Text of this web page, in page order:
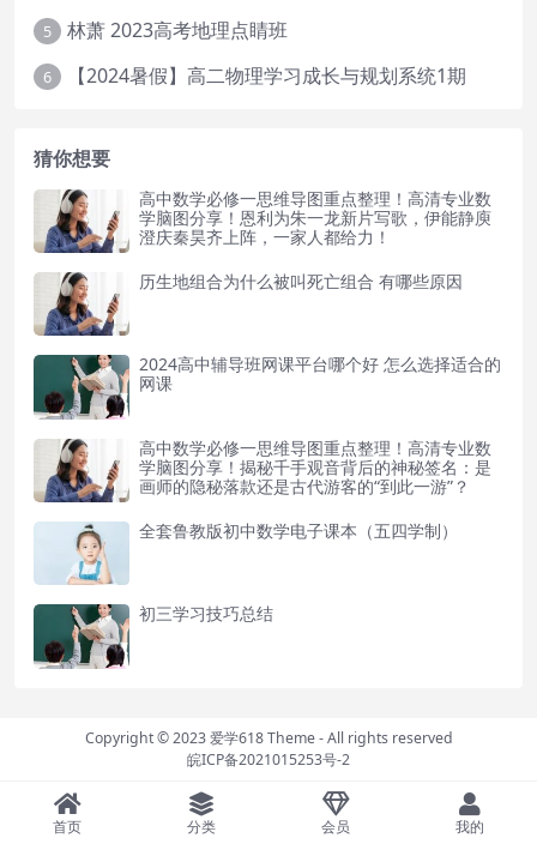
5 林萧 2023高考地理点睛班
6 【2024暑假】高二物理学习成长与规划系统1期
猜你想要
高中数学必修一思维导图重点整理！高清专业数
学脑图分享！恩利为朱一龙新片写歌，伊能静庾
澄庆秦昊齐上阵，一家人都给力！
历生地组合为什么被叫死亡组合 有哪些原因
2024高中辅导班网课平台哪个好 怎么选择适合的
网课
高中数学必修一思维导图重点整理！高清专业数
学脑图分享！揭秘千手观音背后的神秘签名：是
画师的隐秘落款还是古代游客的“到此一游”？
全套鲁教版初中数学电子课本（五四学制）
初三学习技巧总结
Copyright © 2023爱学618 Theme- All rights reserved
皖ICP备2021015253号-2
首页 分类 会员 我的